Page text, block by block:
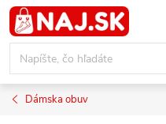
Prejsť
na
obsah
Dámska obuv